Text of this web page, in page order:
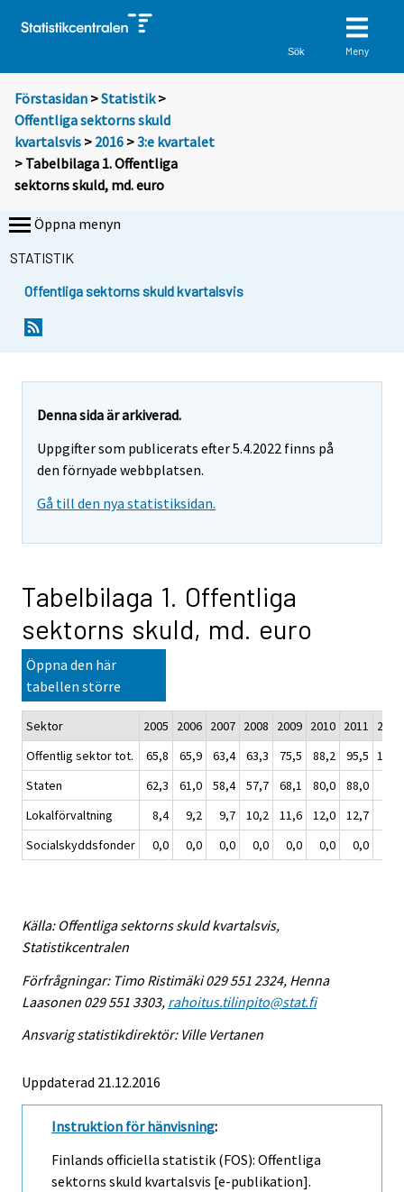
Sök Meny
Förstasidan >Statistik >
Offentliga sektorns skuld
kvartalsvis > 2016 >3:e kvartalet
> Tabelbilaga 1. Offentliga
sektorns skuld, md. euro
Öppna menyn
STATISTIK
Offentliga sektorns skuld kvartalsvis
Denna sida är arkiverad.
Uppgifter som publicerats efter 5.4.2022 finns på
den förnyade webbplatsen.
Gå till den nya statistiksidan.
Tabelbilaga 1. Offentliga
sektorns skuld, md. euro
Öppna den här
tabellen större
Sektor 2005 2006 2007 2008 2009 2010 2011
2012
Offentlig sektor tot.
65,8 65,9 63,4 63,3 75,5 88,2 95,5
Staten
62,3 61,0 58,4 57,7 68,1 80,0 88,0
Lokalförvaltning
8,4 9,2 9,7 10,2 11,6 12,0 12,7
Socialskyddsfonder
0,0 0,0 0,0 0,0 0,0 0,0 0,0
Källa: Offentliga sektorns skuld kvartalsvis,
Statistikcentralen
Förfrågningar: Timo Ristimäki 029 551 2324, Henna
Laasonen 029 551 3303, rahoitus.tilinpito@stat.fi
Ansvarig statistikdirektör: Ville Vertanen
Uppdaterad 21.12.2016
Instruktion för hänvisning:
Finlands officiella statistik (FOS): Offentliga
sektorns skuld kvartalsvis [e-publikation].